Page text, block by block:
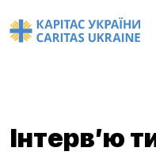
Інтерв’ю